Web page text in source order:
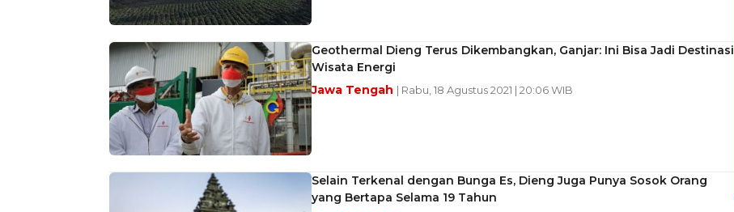
Geothermal Dieng Terus Dikembangkan, Ganjar: Ini Bisa Jadi Destinasi
Wisata Energi
Jawa Tengah | Rabu, 18 Agustus 2021 | 20:06 WIB
Selain Terkenal dengan Bunga Es, Dieng Juga Punya Sosok Orang
yang Bertapa Selama 19 Tahun